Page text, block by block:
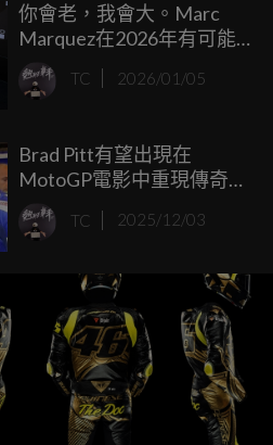
你會老，我會大。Marc
Marquez在2026年有可能
打破Valentino Rossi的更多
紀錄... ...
TC 2026/01/05
Brad Pitt有望出現在
MotoGP電影中重現傳奇車
手身影？Valentino Rossi：
他很適合！
TC 2025/12/03